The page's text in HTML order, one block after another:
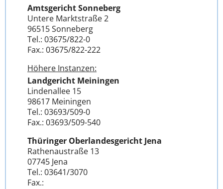
Amtsgericht Sonneberg
Untere Marktstraße 2
96515 Sonneberg
Tel.: 03675/822-0
Fax.: 03675/822-222
Höhere Instanzen:
Landgericht Meiningen
Lindenallee 15
98617 Meiningen
Tel.: 03693/509-0
Fax.: 03693/509-540
Thüringer Oberlandesgericht Jena
Rathenaustraße 13
07745 Jena
Tel.: 03641/3070
Fax.: